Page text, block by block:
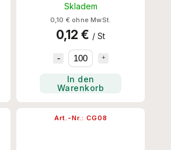
Skladem
0,10 € ohne MwSt.
0,12 € / St
In den
Warenkorb
Art.-Nr.: CG08